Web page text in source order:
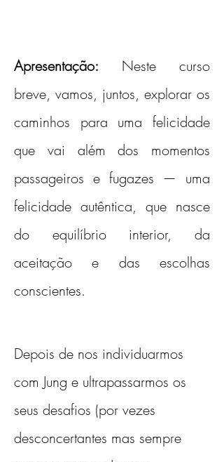
Apresentação:
Neste curso
breve, vamos, juntos, explorar os
caminhos para uma felicidade
que vai além dos momentos
passageiros e fugazes — uma
felicidade autêntica, que nasce
do equilíbrio interior, da
aceitação e das escolhas
conscientes.
Depois de nos individuarmos
com Jung e ultrapassarmos os
seus desafios (por vezes
desconcertantes mas sempre